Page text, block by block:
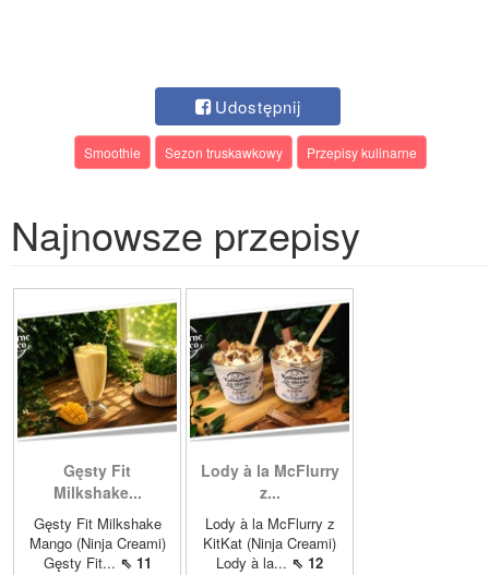
Udostępnij
Smoothie Sezon truskawkowy Przepisy kulinarne
Najnowsze przepisy
Gęsty Fit
Milkshake...
Gęsty Fit Milkshake
Mango (Ninja Creami)
Gęsty Fit... ⇖ 11
Lody à la McFlurry
z...
Lody à la McFlurry z
KitKat (Ninja Creami)
Lody à la... ⇖ 12